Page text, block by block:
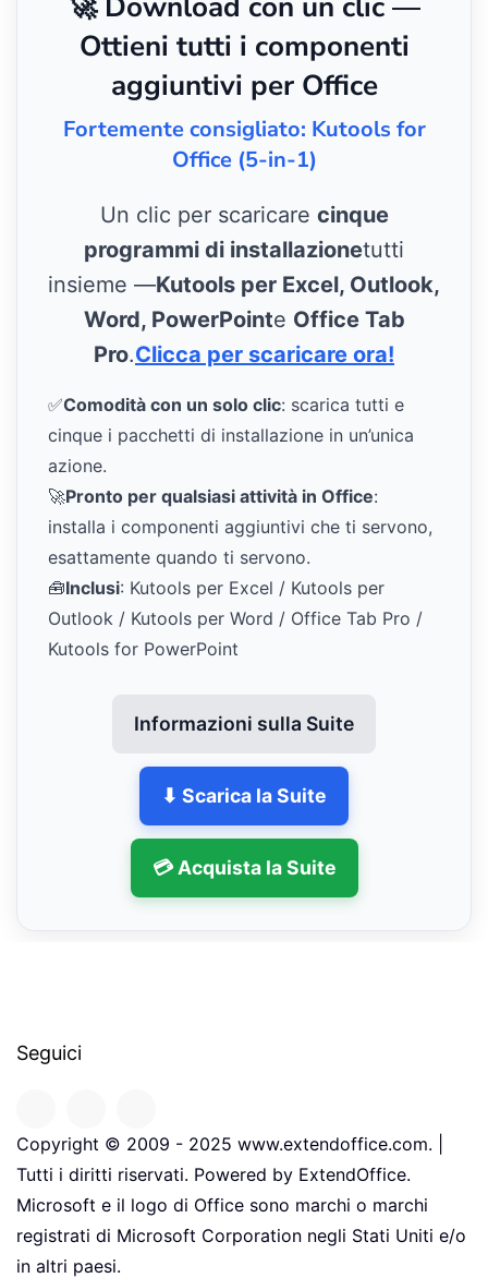
Ottieni tutti i componenti
aggiuntivi per Office
Fortemente consigliato: Kutools for
Office (5-in-1)
Un clic per scaricare cinque
programmi di installazionetutti
insieme —Kutools per Excel, Outlook,
Word, PowerPointe Office Tab
Pro.Clicca per scaricare ora!
✅Comodità con un solo clic: scarica tutti e
cinque i pacchetti di installazione in un’unica
azione.
🚀Pronto per qualsiasi attività in Office:
installa i componenti aggiuntivi che ti servono,
esattamente quando ti servono.
🧰Inclusi: Kutools per Excel / Kutools per
Outlook / Kutools per Word / Office Tab Pro /
Kutools for PowerPoint
Informazioni sulla Suite
⬇ Scarica la Suite
💳 Acquista la Suite
Seguici
Copyright © 2009 - 2025 www.extendoffice.com. |
Tutti i diritti riservati. Powered by ExtendOffice.
Microsoft e il logo di Office sono marchi o marchi
registrati di Microsoft Corporation negli Stati Uniti e/o
in altri paesi.